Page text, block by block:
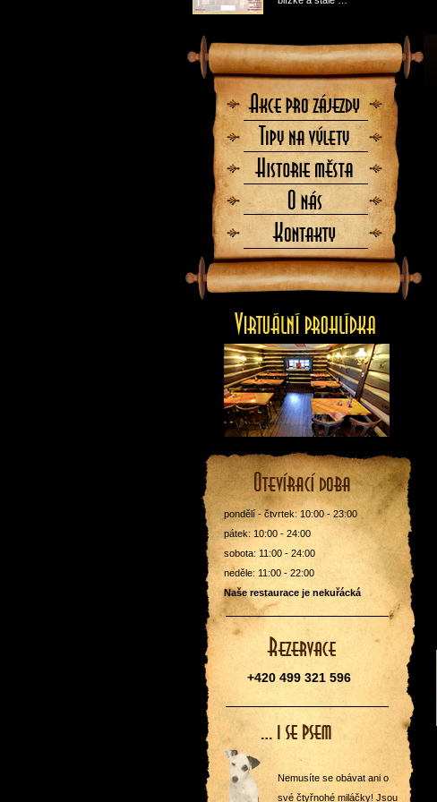
pondělí - čtvrtek: 10:00 - 23:00
pátek: 10:00 - 24:00
sobota: 11:00 - 24:00
neděle: 11:00 - 22:00
Naše restaurace je nekuřácká
+420 499 321 596
Nemusíte se obávat ani o
své čtyřnohé miláčky! Jsou